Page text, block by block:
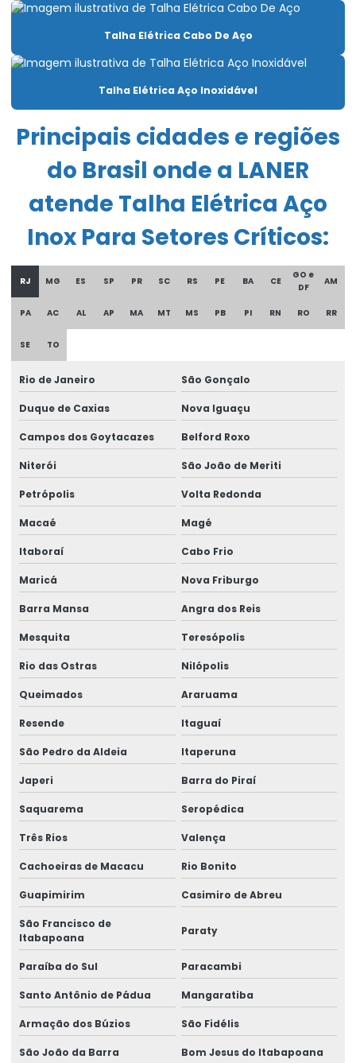
Carro Talha Duplaviga Eletrônico
Carro Talha Motorizado Para Cargas Pesadas
Célula carga industrial
Chave fim de curso para ponte rolante
Compra De Carro Talha Duplaviga Para Elevação
Comprar Talha Fixa Aço Carbono
Comprar Talha Nova Para Elevação Industrial
Cortina de cabo ponte rolante
Curso De Reciclagem Para Operadores De Talhas
Discos de freios ponte rolante multimarcas
Distribuidor autorizado swf krantechnik brasil
Empresa especializada em manutenção de ponte rolante
Empresa de ponte rolante
Empresa de talha elétrica
Empresas de barramento blindado
Empresas de manutenção em ponte rolante
Equipamentos swf krantechnik brasil
Especialista Em Manutenção De Cargas
Esteira porta cabo para ponte rolante
Fabricação de caminho de rolamento
Fornecedores de cabo de aço
Fornecedores de talha elétrica
Freio para ponte rolante multimarcas
Gancho para ponte rolante
Importadora de equipamento swf
Importadora de peças ponte rolante multimarcas
Inspeção De Pontes Rolantes Conforme Abnt
Instalação de barramento blindado
Instalação De Pontes Rolantes Com Segurança
Instalação de nr 12 em pontes rolantes
Talha Elétrica Cabo De Aço
Talha Elétrica Aço Inoxidável
Principais cidades e regiões
do Brasil onde a LANER
atende Talha Elétrica Aço
Inox Para Setores Críticos:
RJ MG ES SP PR SC RS PE BA CE
GO e
DF
AM
PA AC AL AP MA MT MS PB PI RN RO RR
SE TO
Rio de Janeiro São Gonçalo
Duque de Caxias Nova Iguaçu
Campos dos Goytacazes Belford Roxo
Niterói São João de Meriti
Petrópolis Volta Redonda
Macaé Magé
Itaboraí Cabo Frio
Maricá Nova Friburgo
Barra Mansa Angra dos Reis
Mesquita Teresópolis
Rio das Ostras Nilópolis
Queimados Araruama
Resende Itaguaí
São Pedro da Aldeia Itaperuna
Japeri Barra do Piraí
Saquarema Seropédica
Três Rios Valença
Cachoeiras de Macacu Rio Bonito
Guapimirim Casimiro de Abreu
São Francisco de
Itabapoana
Paraty
Paraíba do Sul Paracambi
Santo Antônio de Pádua Mangaratiba
Armação dos Búzios São Fidélis
São João da Barra Bom Jesus do Itabapoana